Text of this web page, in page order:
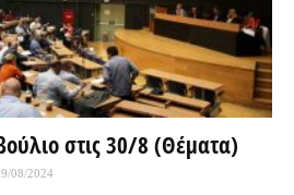
στις 30/8 (Θέματα)
08/2024